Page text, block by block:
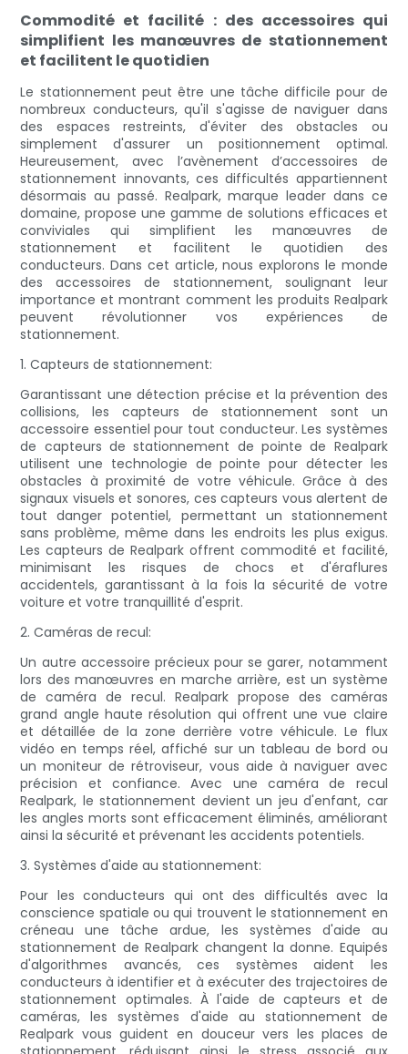
Commodité et facilité : des accessoires qui
simplifient les manœuvres de stationnement
et facilitent le quotidien
Le stationnement peut être une tâche difficile pour de
nombreux conducteurs, qu'il s'agisse de naviguer dans
des espaces restreints, d'éviter des obstacles ou
simplement d'assurer un positionnement optimal.
Heureusement, avec l’avènement d’accessoires de
stationnement innovants, ces difficultés appartiennent
désormais au passé. Realpark, marque leader dans ce
domaine, propose une gamme de solutions efficaces et
conviviales qui simplifient les manœuvres de
stationnement et facilitent le quotidien des
conducteurs. Dans cet article, nous explorons le monde
des accessoires de stationnement, soulignant leur
importance et montrant comment les produits Realpark
peuvent révolutionner vos expériences de
stationnement.
1. Capteurs de stationnement:
Garantissant une détection précise et la prévention des
collisions, les capteurs de stationnement sont un
accessoire essentiel pour tout conducteur. Les systèmes
de capteurs de stationnement de pointe de Realpark
utilisent une technologie de pointe pour détecter les
obstacles à proximité de votre véhicule. Grâce à des
signaux visuels et sonores, ces capteurs vous alertent de
tout danger potentiel, permettant un stationnement
sans problème, même dans les endroits les plus exigus.
Les capteurs de Realpark offrent commodité et facilité,
minimisant les risques de chocs et d'éraflures
accidentels, garantissant à la fois la sécurité de votre
voiture et votre tranquillité d'esprit.
2. Caméras de recul:
Un autre accessoire précieux pour se garer, notamment
lors des manœuvres en marche arrière, est un système
de caméra de recul. Realpark propose des caméras
grand angle haute résolution qui offrent une vue claire
et détaillée de la zone derrière votre véhicule. Le flux
vidéo en temps réel, affiché sur un tableau de bord ou
un moniteur de rétroviseur, vous aide à naviguer avec
précision et confiance. Avec une caméra de recul
Realpark, le stationnement devient un jeu d'enfant, car
les angles morts sont efficacement éliminés, améliorant
ainsi la sécurité et prévenant les accidents potentiels.
3. Systèmes d'aide au stationnement:
Pour les conducteurs qui ont des difficultés avec la
conscience spatiale ou qui trouvent le stationnement en
créneau une tâche ardue, les systèmes d'aide au
stationnement de Realpark changent la donne. Equipés
d'algorithmes avancés, ces systèmes aident les
conducteurs à identifier et à exécuter des trajectoires de
stationnement optimales. À l'aide de capteurs et de
caméras, les systèmes d'aide au stationnement de
Realpark vous guident en douceur vers les places de